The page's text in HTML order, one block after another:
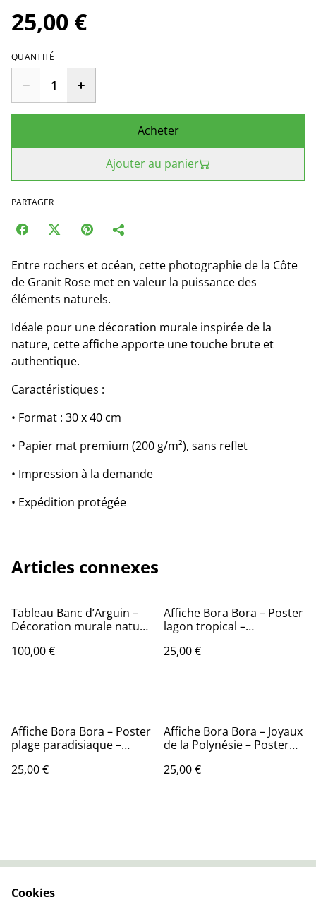
25,00 €
QUANTITÉ
Acheter
Ajouter au panier
PARTAGER
Entre rochers et océan, cette photographie de la Côte
de Granit Rose met en valeur la puissance des
éléments naturels.
Idéale pour une décoration murale inspirée de la
nature, cette affiche apporte une touche brute et
authentique.
Caractéristiques :
• Format : 30 x 40 cm
• Papier mat premium (200 g/m²), sans reflet
• Impression à la demande
• Expédition protégée
Articles connexes
Tableau Banc d’Arguin –
Décoration murale nature
100,00 €
Affiche Bora Bora – Poster
lagon tropical –
exotique
25,00 €
Affiche Bora Bora – Poster
plage paradisiaque –
tropicale
25,00 €
Affiche Bora Bora – Joyaux
de la Polynésie – Poster
murale exotique
25,00 €
Cookies